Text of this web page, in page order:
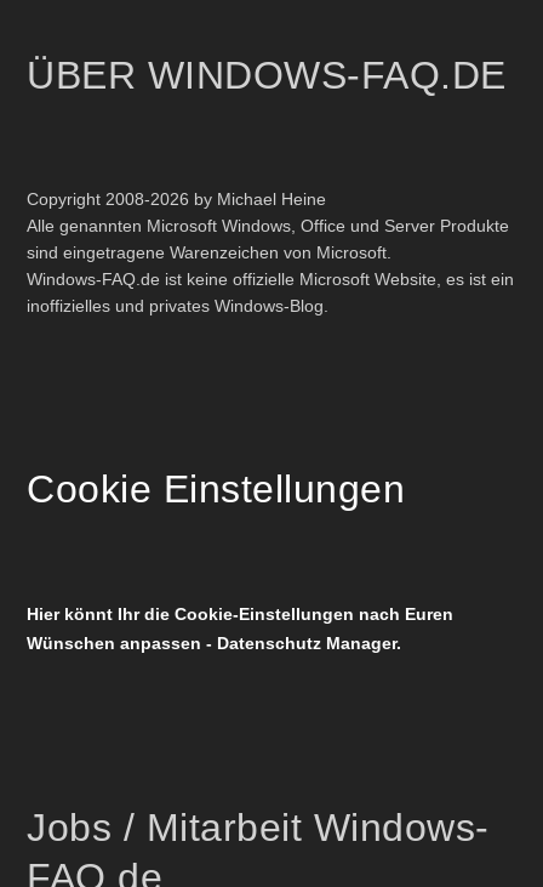
ÜBER WINDOWS-FAQ.DE
Copyright 2008-2026 by Michael Heine
Alle genannten Microsoft Windows, Office und Server Produkte
sind eingetragene Warenzeichen von Microsoft.
Windows-FAQ.de ist keine offizielle Microsoft Website, es ist ein
inoffizielles und privates Windows-Blog.
Cookie Einstellungen
Hier könnt Ihr die Cookie-Einstellungen nach Euren
Wünschen anpassen - Datenschutz Manager.
Jobs / Mitarbeit Windows-
FAQ.de